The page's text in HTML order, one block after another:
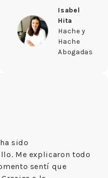
Isabel
Hita
Hache y
Hache
Abogadas
sido
Me explicaron todo
sentí que